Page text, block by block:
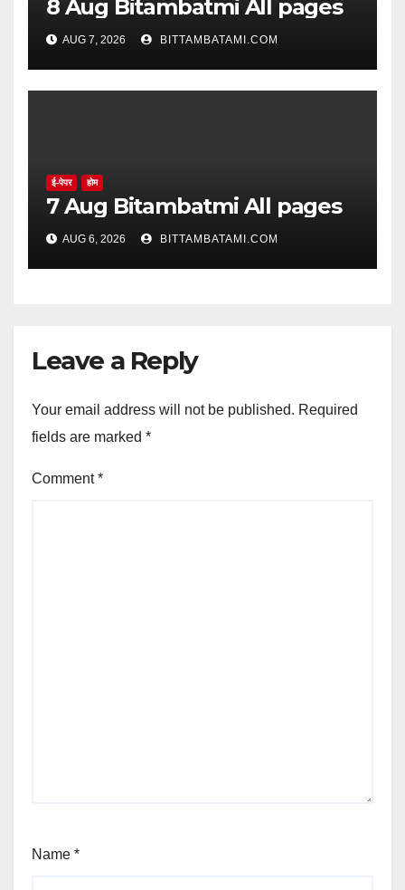
8 Aug Bitambatmi All pages
AUG 7, 2026 BITTAMBATAMI.COM
ई-पेपर होम
7 Aug Bitambatmi All pages
AUG 6, 2026 BITTAMBATAMI.COM
Leave a Reply
Your email address will not be published. Required
fields are marked *
Comment*
Name *